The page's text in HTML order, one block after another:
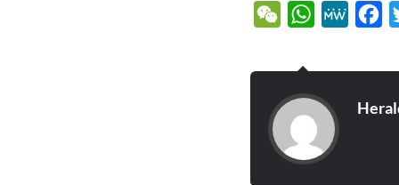
WeChatWhatsApp
MeWe